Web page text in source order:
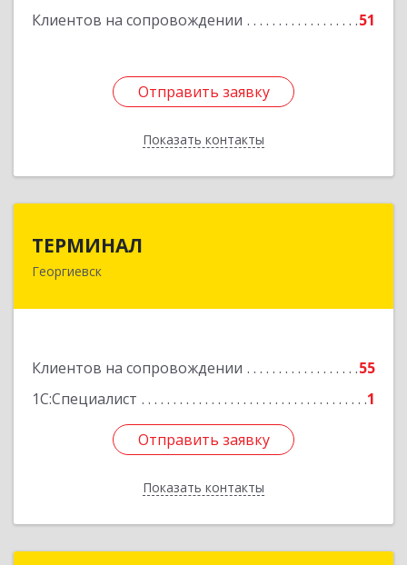
Клиентов на сопровождении 51
Отправить заявку
Показать контакты
Отправить заявку
Назад
ТЕРМИНАЛ
Георгиевск
Клиентов на сопровождении
55
1С:Специалист
1
Отправить заявку
Показать контакты
357820, Ставропольский край, Георгиевск г,
Отправить заявку
Назад